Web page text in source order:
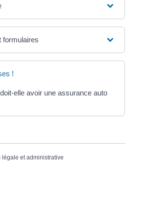
formulaires
!
elle avoir une assurance auto
et administrative